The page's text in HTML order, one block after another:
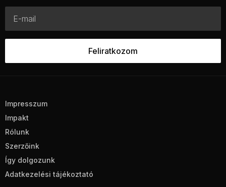
Impresszum
Impakt
Rólunk
Szerzőink
Így dolgozunk
Adatkezelési tájékoztató